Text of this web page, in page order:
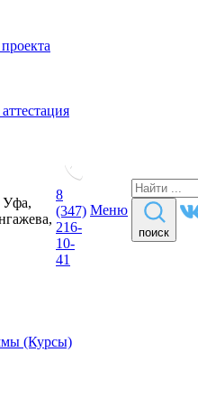
Уфа,
8
(347)
216-
10-
41
Меню
поиск
(Курсы)